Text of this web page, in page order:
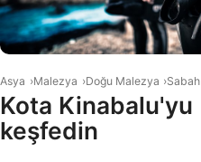
Asya Malezya Doğu Malezya Sabah
Kota Kinabalu'yu
keşfedin